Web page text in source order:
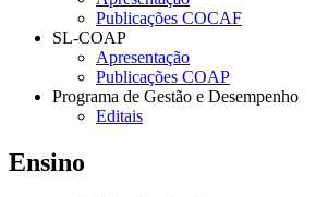
Publicações COCAF
SL-COAP
Apresentação
Publicações COAP
Programa de Gestão e Desempenho
Editais
Ensino